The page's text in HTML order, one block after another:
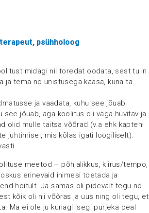
psühholoog
midagi nii toredat oodata, sest tulin
ja tema nö unistusega kaasa, kuna ta
ja vaadata, kuhu see jõuab.
see jõuab, aga koolitus oli väga huvitav ja
olid mulle täitsa võõrad (v.a ehk kapteni
juhtimisel, mis kõlas igati loogiliselt).
meetod – põhjalikkus, kiirus/tempo,
erinevaid inimesi toetada ja
hoitult. Ja samas oli pidevalt tegu nö
kõik oli nii võõras ja uus ning oli tegu, et
Ma ei ole ju kunagi isegi purjeka peal